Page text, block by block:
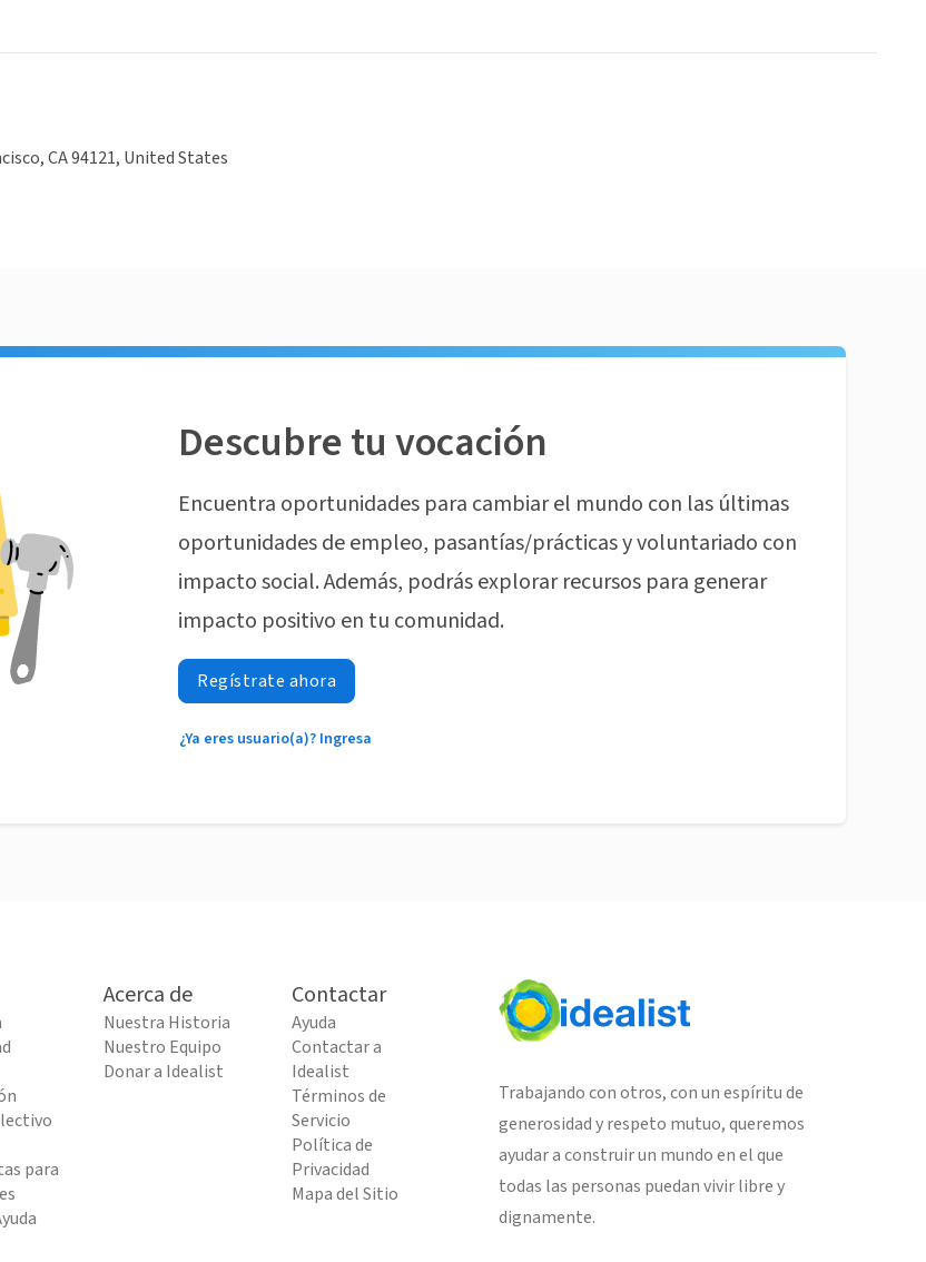
CA 94121, United States
Descubre tu vocación
Encuentra oportunidades para cambiar el mundo con las últimas
oportunidades de empleo, pasantías/prácticas y voluntariado con
impacto social. Además, podrás explorar recursos para generar
impacto positivo en tu comunidad.
Regístrate ahora
¿Ya eres usuario(a)? Ingresa
para
Acerca de
Nuestra Historia
Nuestro Equipo
Donar a Idealist
Contactar
Ayuda
Contactar a
Idealist
Términos de
Servicio
Política de
Privacidad
Mapa del Sitio
Trabajando con otros, con un espíritu de
generosidad y respeto mutuo, queremos
ayudar a construir un mundo en el que
todas las personas puedan vivir libre y
dignamente.